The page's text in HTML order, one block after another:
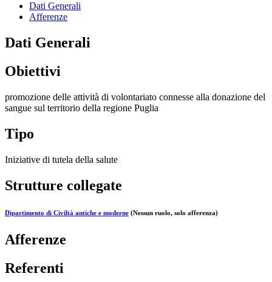
Dati Generali
Afferenze
Dati Generali
Obiettivi
promozione delle attività di volontariato connesse alla donazione del
sangue sul territorio della regione Puglia
Tipo
Iniziative di tutela della salute
Strutture collegate
Dipartimento di Civiltà antiche e moderne (Nessun ruolo, solo afferenza)
Afferenze
Referenti